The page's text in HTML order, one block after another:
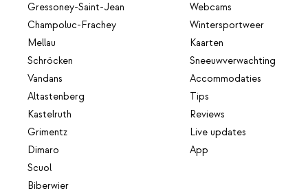
Gressoney-Saint-Jean
Champoluc-Frachey
Mellau
Schröcken
Vandans
Altastenberg
Kastelruth
Grimentz
Dimaro
Scuol
Biberwier
Webcams
Wintersportweer
Kaarten
Sneeuwverwachting
Accommodaties
Tips
Reviews
Live updates
App